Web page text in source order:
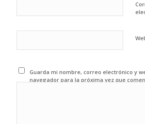
Guarda mi nombre, correo electrónico y
navegador para la próxima vez que